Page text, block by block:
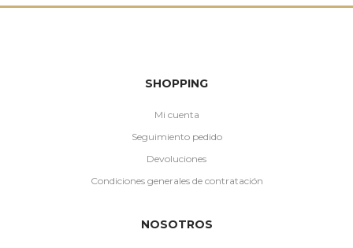
SHOPPING
Mi cuenta
Seguimiento pedido
Devoluciones
Condiciones generales de contratación
NOSOTROS